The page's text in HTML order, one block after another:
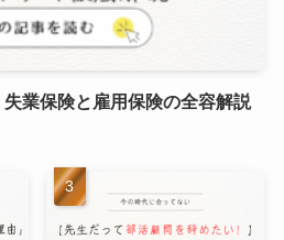
業保険と雇用保険の全容解説